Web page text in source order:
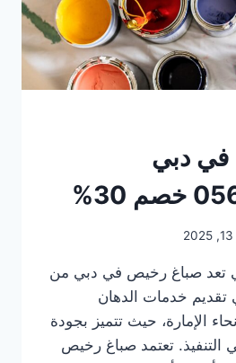
دبي
30%
تعد صباغ رخيص في دبي من
تقديم خدمات الدهان
الإمارة، حيث تتميز بجودة
التنفيذ. تعتمد صباغ رخيص